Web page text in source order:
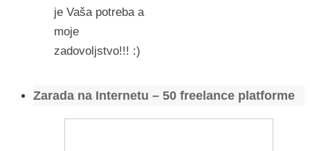
je Vaša potreba a
moje
zadovoljstvo!!! :)
Zarada na Internetu – 50 freelance platforme